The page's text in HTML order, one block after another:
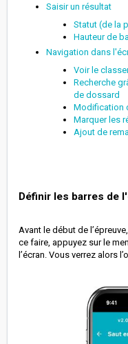
Saisir un résultat
Statut (de la
Hauteur de
Navigation dans
Voir le
Recherche
de dossard
Modification
Marquer les
Ajout de
Définir les barres de
Avant le début de
ce faire, appuyez sur le
l’écran. Vous verrez alors